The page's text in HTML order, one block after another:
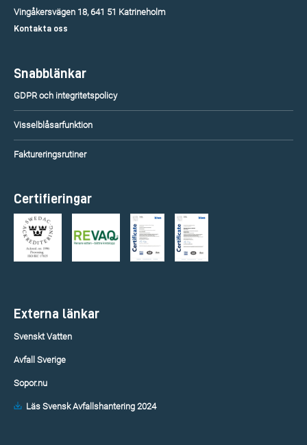
Vingåkersvägen 18, 641 51 Katrineholm
Kontakta oss
Snabblänkar
GDPR och integritetspolicy
Visselblåsarfunktion
Faktureringsrutiner
Certifieringar
Externa länkar
Svenskt Vatten
Avfall Sverige
Sopor.nu
Läs Svensk Avfallshantering 2024